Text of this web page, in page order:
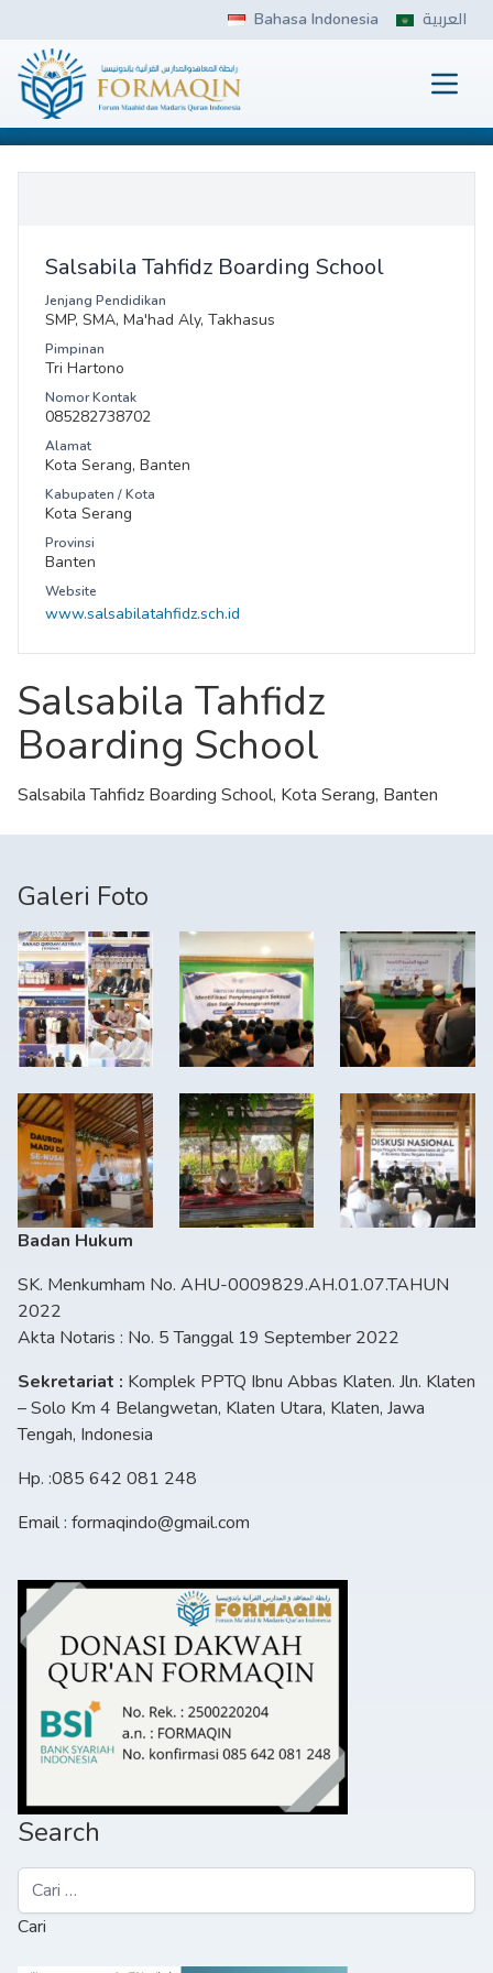
content
Bahasa Indonesia العربية
FORMAQIN
Salsabila Tahfidz Boarding School
Jenjang Pendidikan
SMP, SMA, Ma'had Aly, Takhasus
Pimpinan
Tri Hartono
Nomor Kontak
085282738702
Alamat
Kota Serang, Banten
Kabupaten / Kota
Kota Serang
Provinsi
Banten
Website
www.salsabilatahfidz.sch.id
Salsabila Tahfidz
Boarding School
Salsabila Tahfidz Boarding School, Kota Serang, Banten
Galeri Foto
Badan Hukum
SK. Menkumham No. AHU-0009829.AH.01.07.TAHUN
2022
Akta Notaris : No. 5 Tanggal 19 September 2022
Sekretariat : Komplek PPTQ Ibnu Abbas Klaten. Jln. Klaten
– Solo Km 4 Belangwetan, Klaten Utara, Klaten, Jawa
Tengah, Indonesia
Hp. :085 642 081 248
Email : formaqindo@gmail.com
Search
Cari
untuk: